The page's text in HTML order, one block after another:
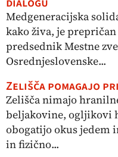
Medgeneracijska
kako živa, je
predsednik Mestne
Osrednjeslovenske...
Zelišča pomagajo
Zelišča nimajo
beljakovine, ogljikovi
obogatijo okus jedem
in fizično...